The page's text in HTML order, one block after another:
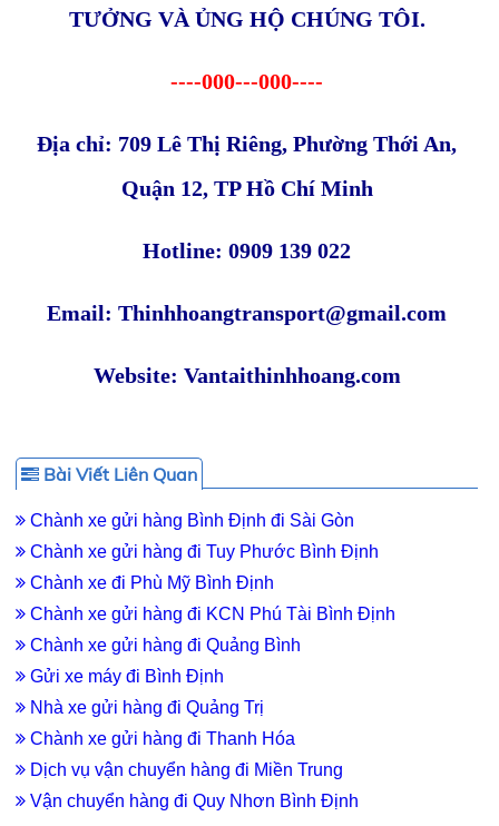
TƯỞNG VÀ ỦNG HỘ CHÚNG TÔI.
----000---000----
Địa chỉ: 709 Lê Thị Riêng, Phường Thới An,
Quận 12, TP Hồ Chí Minh
Hotline: 0909 139 022
Email: Thinhhoangtransport@gmail.com
Website: Vantaithinhhoang.com
Bài Viết Liên Quan
Chành xe gửi hàng Bình Định đi Sài Gòn
Chành xe gửi hàng đi Tuy Phước Bình Định
Chành xe đi Phù Mỹ Bình Định
Chành xe gửi hàng đi KCN Phú Tài Bình Định
Chành xe gửi hàng đi Quảng Bình
Gửi xe máy đi Bình Định
Nhà xe gửi hàng đi Quảng Trị
Chành xe gửi hàng đi Thanh Hóa
Dịch vụ vận chuyển hàng đi Miền Trung
Vận chuyển hàng đi Quy Nhơn Bình Định